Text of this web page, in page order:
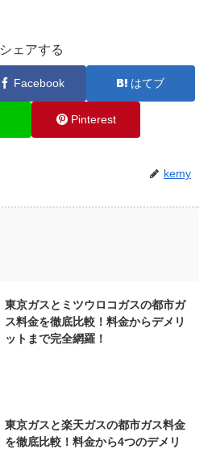
シェアする
Facebook はてブ
Pinterest
kemy
東京ガスとミツウロコガスの都市ガ
ス料金を徹底比較！料金からデメリ
ットまで完全網羅！
東京ガスと楽天ガスの都市ガス料金
を徹底比較！料金から4つのデメリ